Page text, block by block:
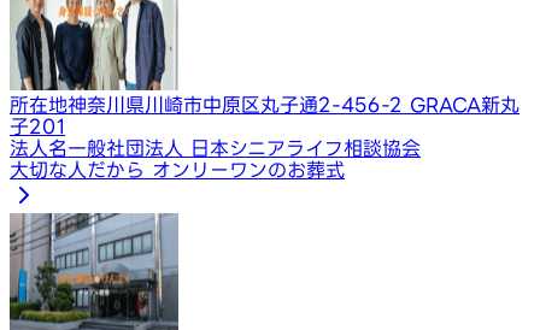
所在地神奈川県川崎市中原区丸子通2-456-2 GRACA新丸
子201
法人名一般社団法人 日本シニアライフ相談協会
大切な人だから オンリーワンのお葬式